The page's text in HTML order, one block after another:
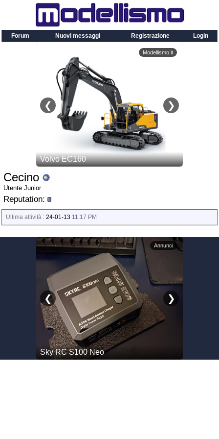
Forum Nuovi messaggi Registrazione Login
Cecino
Utente Junior
Reputation:
Ultima attività : 24-01-13 11:17 PM